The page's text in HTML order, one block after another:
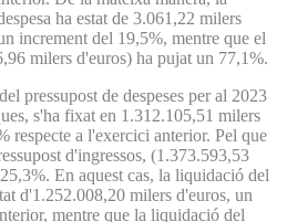
ha estat de 3.061,22 milers
increment del 19,5%, mentre que el
milers d'euros) ha pujat un 77,1%.
pressupost de despeses per al 2023
s'ha fixat en 1.312.105,51 milers
respecte a l'exercici anterior. Pel que
d'ingressos, (1.373.593,53
En aquest cas, la liquidació del
d'1.252.008,20 milers d'euros, un
mentre que la liquidació del